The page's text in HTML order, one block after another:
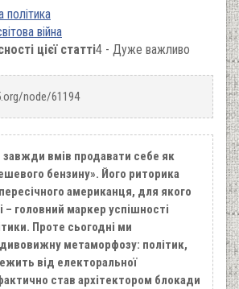
політика
війна
цієї статті4 - Дуже важливо
node/61194
вмів продавати себе як
бензину». Його риторика
американця, для якого
– головний маркер успішності
Проте сьогодні ми
метаморфозу: політик,
від електоральної
став архітектором блокади